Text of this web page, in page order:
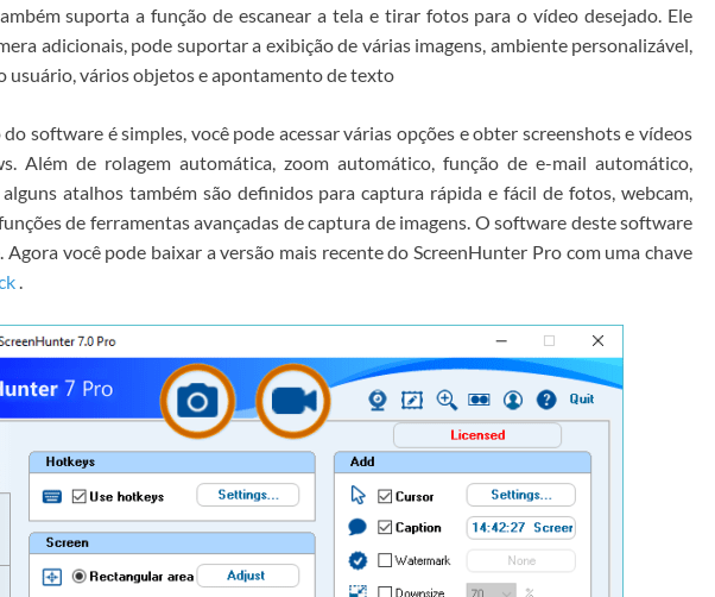
suporta a função de escanear a tela e tirar fotos para o vídeo desejado. Ele
adicionais, pode suportar a exibição de várias imagens, ambiente personalizável,
usuário, vários objetos e apontamento de texto
software é simples, você pode acessar várias opções e obter screenshots e vídeos
Além de rolagem automática, zoom automático, função de e-mail automático,
atalhos também são definidos para captura rápida e fácil de fotos, webcam,
de ferramentas avançadas de captura de imagens. O software deste software
Agora você pode baixar a versão mais recente do ScreenHunter Pro com uma chave
.